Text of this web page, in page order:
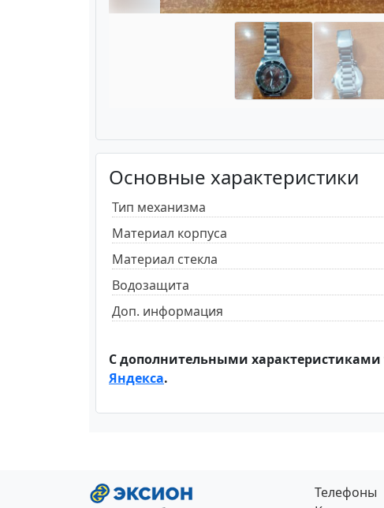
Основные характеристики
Тип механизма
Материал корпуса
Материал стекла
Водозащита
Доп. информация
С дополнительными
Яндекса.
Телефоны